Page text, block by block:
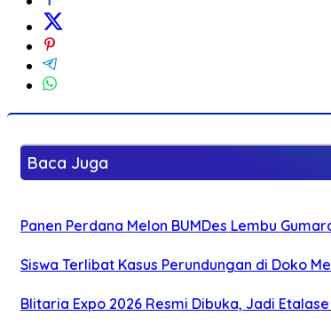
Baca Juga
Panen Perdana Melon BUMDes Lembu
Siswa Terlibat Kasus Perundungan di Doko
Blitaria Expo 2026 Resmi Dibuka, Jadi